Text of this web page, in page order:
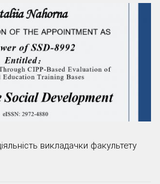
викладачки факультету